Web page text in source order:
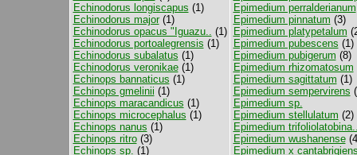
Echinodorus longiscapus (1)
Echinodorus major(1)
Echinodorus opacus "Iguazu.. (1)
Echinodorus portoalegrensis (1)
Echinodorus subalatus (1)
Echinodorus veronikae(1)
Echinops bannaticus (1)
Echinops gmelinii (1)
Echinops maracandicus (1)
Echinops microcephalus (1)
Echinops nanus (1)
Echinops ritro(3)
Echinops sp. (1)
Epimedium perralderianum
Epimedium pinnatum (3)
Epimedium platypetalum
Epimedium pubescens (1)
Epimedium pubigerum (8)
Epimedium rhizomatosum
Epimedium sagittatum (1)
Epimedium sempervirens
Epimedium sp.
Epimedium stellulatum (2)
Epimedium
Epimedium wushanense
Epimedium x